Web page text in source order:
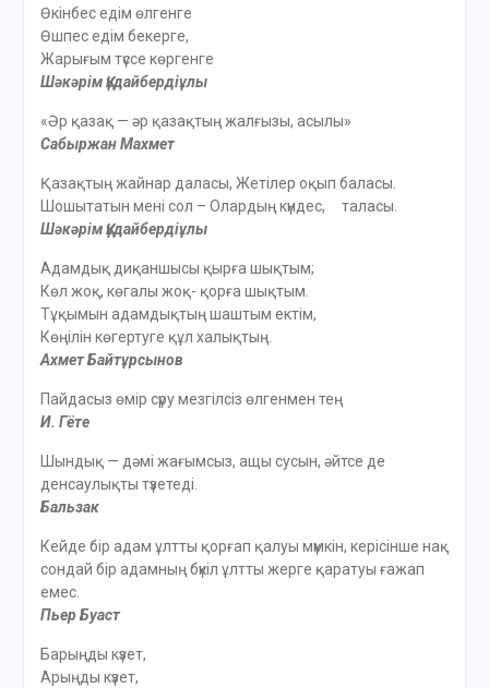
Өкінбес едім өлгенге
Өшпес едім бекерге,
Жарығым түссе көргенге
Шәкәрім Құдайбердіұлы
«Әр қазақ — әр қазақтың жалғызы, асылы»
Сабыржан Махмет
Қазақтың жайнар даласы, Жетілер оқып баласы.
Шошытатын мені сол – Олардың күндес, таласы.
Шәкәрім Құдайбердіұлы
Адамдық диқаншысы қырға шықтым;
Көл жоқ, көгалы жоқ- қорға шықтым.
Тұқымын адамдықтың шаштым ектім,
Көңілін көгертуге құл халықтың.
Ахмет Байтұрсынов
Пайдасыз өмір сүру мезгілсіз өлгенмен тең
И. Гёте
Шындық — дәмі жағымсыз, ащы сусын, әйтсе де
денсаулықты түзетеді.
Бальзак
Кейде бір адам ұлтты қорғап қалуы мүмкін, керісінше нақ
сондай бір адамның бүкіл ұлтты жерге қаратуы ғажап
емес.
Пьер Буаст
Барыңды күзет,
Арыңды күзет,